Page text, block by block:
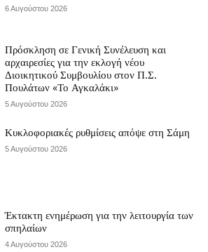
6 Αυγούστου 2026
Πρόσκληση σε Γενική Συνέλευση και
αρχαιρεσίες για την εκλογή νέου
Διοικητικού Συμβουλίου στον Π.Σ.
Πουλάτων «Το Αγκαλάκι»
5 Αυγούστου 2026
Κυκλοφοριακές ρυθμίσεις απόψε στη Σάμη
5 Αυγούστου 2026
Έκτακτη ενημέρωση για την λειτουργία των
σπηλαίων
4 Αυγούστου 2026